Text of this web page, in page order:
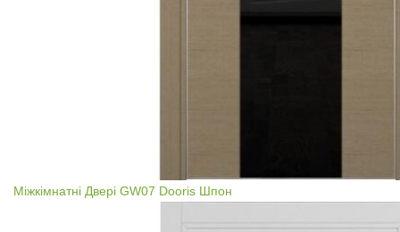
Міжкімнатні Двері GW07 Dooris Шпон